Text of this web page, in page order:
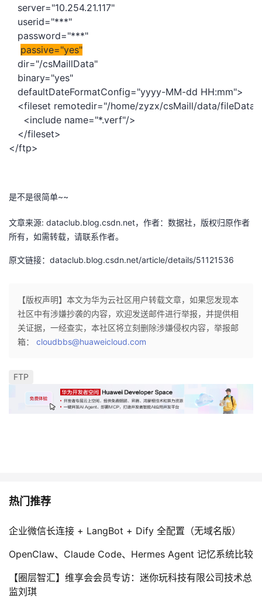
坛
圈
子
的
直
播
我
的
活
动
我
的
关
注
我
堂
的
课
我
的
我
我
Programs
的
我
技
术
持
的
云
建
server="10.254.21.117"
userid="***"
password="***"
passive="yes"
dir="/csMaillData"
binary="yes"
defaultDateFormatConfig="yyyy-MM-dd HH:mm">
<fileset remotedir="/home/zyzx/csMaill/data/fileData/
<include name="*.verf"/>
</fileset>
</ftp>
是不是很简单~~
文章来源: dataclub.blog.csdn.net，作者：数据社，版权归原作者
所有，如需转载，请联系作者。
原文链接：dataclub.blog.csdn.net/article/details/51121536
【版权声明】本文为华为云社区用户转载文章，如果您发现本
社区中有涉嫌抄袭的内容，欢迎发送邮件进行举报，并提供相
关证据，一经查实，本社区将立刻删除涉嫌侵权内容，举报邮
箱： cloudbbs@huaweicloud.com
FTP
热门推荐
企业微信长连接 + LangBot + Dify 全配置（无域名版）
OpenClaw、Claude Code、Hermes Agent 记忆系统比较
【圈层智汇】维享会会员专访：迷你玩科技有限公司技术总
监刘琪